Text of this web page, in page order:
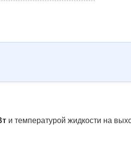
и температурой жидкости на